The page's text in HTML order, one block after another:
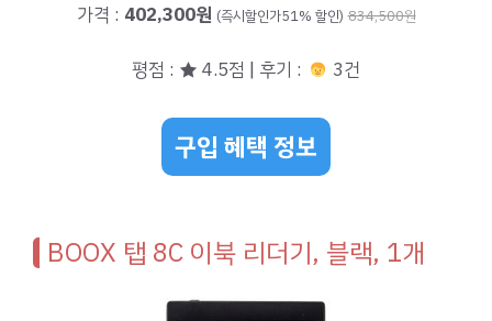
가격 : 402,300원 (즉시할인가51% 할인) 834,500원
평점 : ★ 4.5점 | 후기 : 3건
구입 혜택 정보
BOOX 탭 8C 이북 리더기, 블랙, 1개